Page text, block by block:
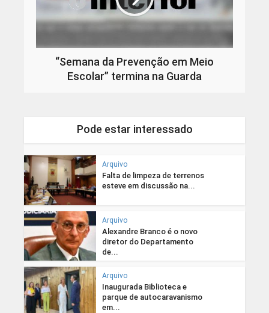
“Semana da Prevenção em Meio
Escolar” termina na Guarda
Pode estar interessado
Arquivo
Falta de limpeza de terrenos
esteve em discussão na...
Arquivo
Alexandre Branco é o novo
diretor do Departamento
de...
Arquivo
Inaugurada Biblioteca e
parque de autocaravanismo
em...